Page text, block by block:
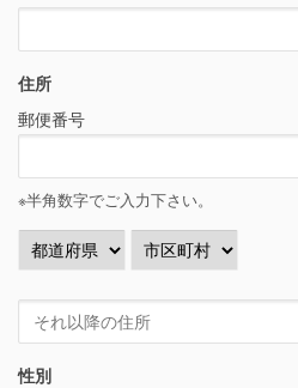
住所
郵便番号
※半角数字でご入力下さい。
性別